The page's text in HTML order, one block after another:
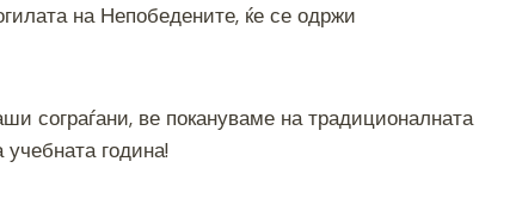
на Непобедените, ќе се одржи
сограѓани, ве покануваме на традиционалната
учебната година!